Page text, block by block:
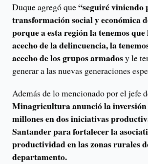
Duque agregó que“seguiré viniendo
transformación social y económica
porque a esta región la tenemos
acecho de la delincuencia, la
acecho de los grupos armadosy le
generar a las nuevas generaciones
Además de lo mencionado por el jefe
Minagricultura anunció la inversión
millones en dos iniciativas
Santander para fortalecer la
productividad en las zonas rurales
departamento.